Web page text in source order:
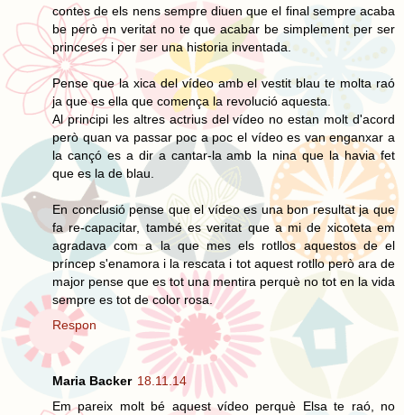
contes de els nens sempre diuen que el final sempre acaba
be però en veritat no te que acabar be simplement per ser
princeses i per ser una historia inventada.
Pense que la xica del vídeo amb el vestit blau te molta raó
ja que es ella que comença la revolució aquesta.
Al principi les altres actrius del vídeo no estan molt d'acord
però quan va passar poc a poc el vídeo es van enganxar a
la cançó es a dir a cantar-la amb la nina que la havia fet
que es la de blau.
En conclusió pense que el vídeo es una bon resultat ja que
fa re-capacitar, també es veritat que a mi de xicoteta em
agradava com a la que mes els rotllos aquestos de el
príncep s'enamora i la rescata i tot aquest rotllo però ara de
major pense que es tot una mentira perquè no tot en la vida
sempre es tot de color rosa.
Respon
Maria Backer 18.11.14
Em pareix molt bé aquest vídeo perquè Elsa te raó, no